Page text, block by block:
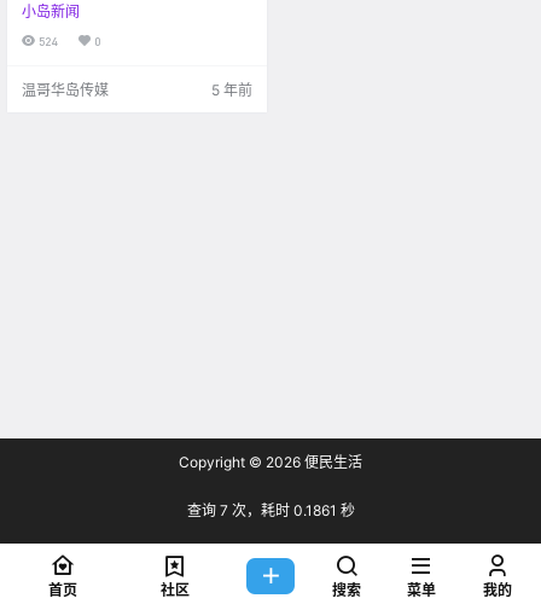
吓！DT今早发生车祸，受害人或有
生命危险...好消息，RRU官宣九月将
小岛新闻
524 0
温哥华岛传媒 5 年前
Copyright © 2026 便民生活
查询 7 次，耗时 0.1861 秒
首页 社区 搜索 菜单 我的